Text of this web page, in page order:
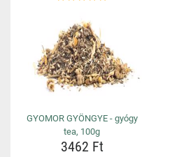
GYOMOR GYÖNGYE - gyógy
tea, 100g
3462 Ft